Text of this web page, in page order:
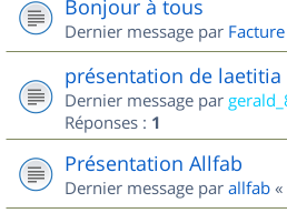
Bonjour à tous
Dernier message par Facture
présentation de laetitia
Dernier message par
Réponses : 1
Présentation Allfab
Dernier message par allfab «